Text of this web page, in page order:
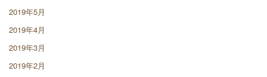
2019年5月
2019年4月
2019年3月
2019年2月